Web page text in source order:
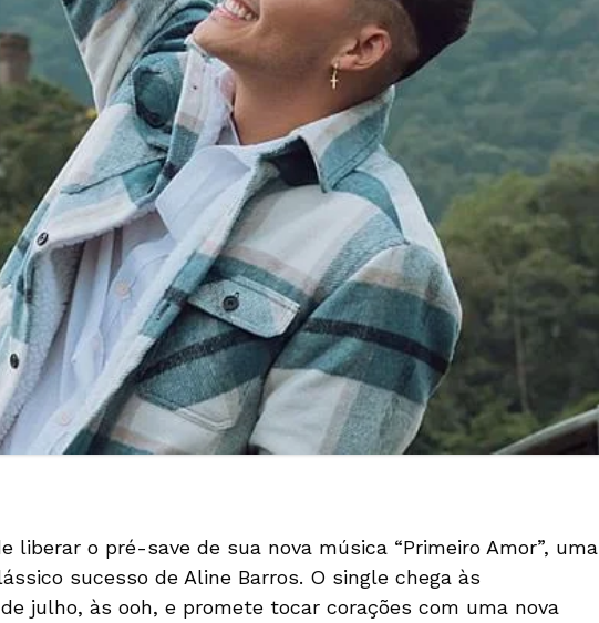
liberar o pré-save de sua nova música “Primeiro Amor”, uma
sucesso de Aline Barros. O single chega às
julho, às ooh, e promete tocar corações com uma nova